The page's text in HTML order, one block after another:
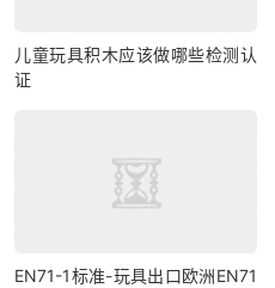
儿童玩具积木应该做哪些检测认
证
EN71-1标准-玩具出口欧洲EN71